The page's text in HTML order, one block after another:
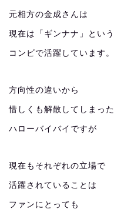
元相方の金成さんは
現在は「ギンナナ」という
コンビで活躍しています。
方向性の違いから
惜しくも解散してしまった
ハローバイバイですが
現在もそれぞれの立場で
活躍されていることは
ファンにとっても